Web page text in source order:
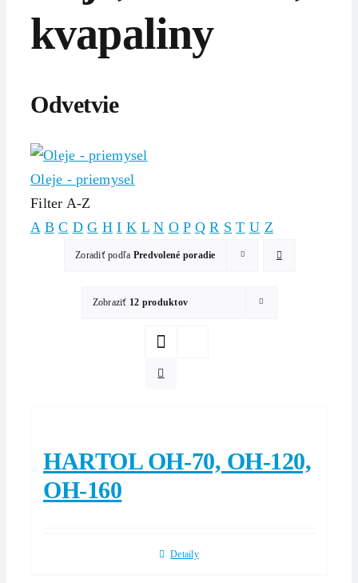
kvapaliny
Odvetvie
Oleje - priemysel
Filter A-Z
A B C D G H I K L N O P Q R S T U Z
Zoradiť podľa Predvolené poradie
Zobraziť 12 produktov
HARTOL OH-70, OH-120,
OH-160
Detaily